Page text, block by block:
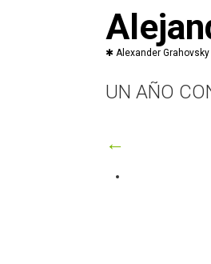
UN AÑO
←